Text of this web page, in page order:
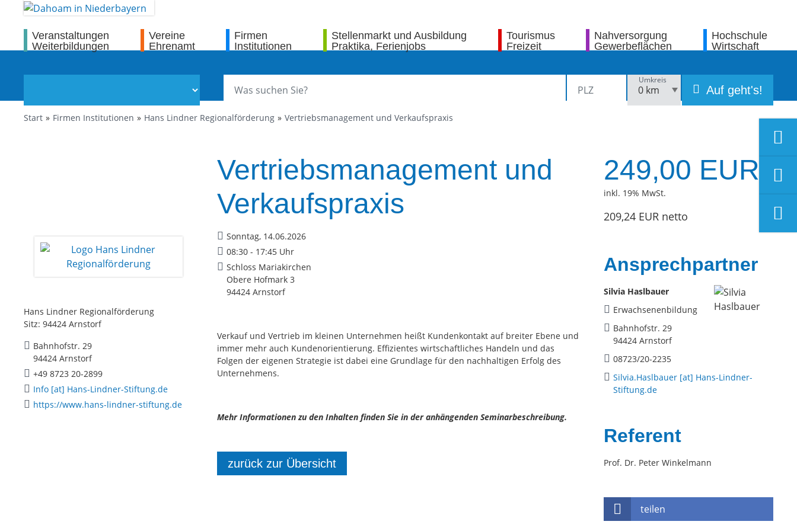
Veranstaltungen
Weiterbildungen
Vereine
Ehrenamt
Firmen
Institutionen
Stellenmarkt und Ausbildung
Praktika, Ferienjobs
Tourismus
Freizeit
Nahversorgung
Gewerbeflächen
Hochschule
Wirtschaft
Umkreis
Auf geht's!
Start Firmen Institutionen Hans Lindner Regionalförderung Vertriebsmanagement und Verkaufspraxis
Hans Lindner Regionalförderung
Sitz: 94424 Arnstorf
Bahnhofstr. 29
94424 Arnstorf
+49 8723 20-2899
Info [at] Hans-Lindner-Stiftung.de
https://www.hans-lindner-stiftung.de
Vertriebsmanagement und
Verkaufspraxis
Sonntag, 14.06.2026
08:30 - 17:45 Uhr
Schloss Mariakirchen
Obere Hofmark 3
94424 Arnstorf
Verkauf und Vertrieb im kleinen Unternehmen heißt Kundenkontakt auf breiter Ebene und
immer mehr auch Kundenorientierung. Effizientes wirtschaftliches Handeln und das
Folgen der eigenen Strategie ist dabei eine Grundlage für den nachhaltigen Erfolg des
Unternehmens.
Mehr Informationen zu den Inhalten finden Sie in der anhängenden Seminarbeschreibung.
zurück zur Übersicht
249,00 EUR
inkl. 19% MwSt.
209,24 EUR netto
Ansprechpartner
Silvia Haslbauer
Erwachsenenbildung
Bahnhofstr. 29
94424 Arnstorf
08723/20-2235
Silvia.Haslbauer [at] Hans-Lindner-
Stiftung.de
Referent
Prof. Dr. Peter Winkelmann
teilen